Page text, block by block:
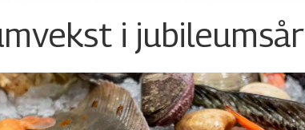
i jubileumsår